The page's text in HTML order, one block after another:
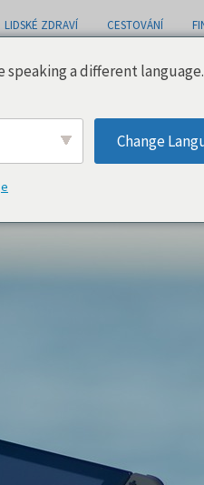
LIDSKÉ ZDRAVÍ CESTOVÁNÍ
a different
Change